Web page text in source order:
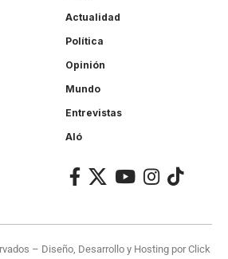
Actualidad
Política
Opinión
Mundo
Entrevistas
Aló
– Diseño, Desarrollo y Hosting porClick